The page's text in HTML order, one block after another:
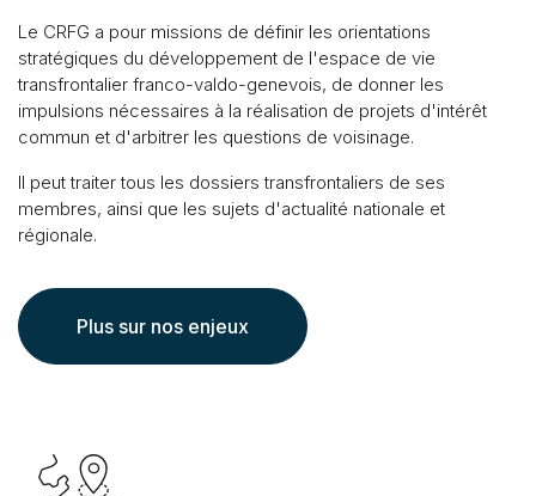
Le CRFG a pour missions de définir les orientations
stratégiques du développement de l'espace de vie
transfrontalier franco-valdo-genevois, de donner les
impulsions nécessaires à la réalisation de projets d'intérêt
commun et d'arbitrer les questions de voisinage.
Il peut traiter tous les dossiers transfrontaliers de ses
membres, ainsi que les sujets d'actualité nationale et
régionale.
Plus sur nos enjeux